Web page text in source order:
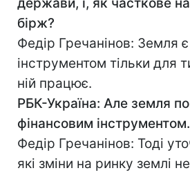
бірж?
Федір Гречанінов: Земля є
інструментом тільки для
ній працює.
РБК-Україна: Але земля
фінансовим інструментом.
Федір Гречанінов: Тоді
які зміни на ринку землі